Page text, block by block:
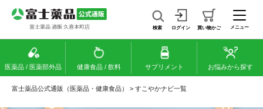
検索 ログイン 買い物かご メニュー
医薬品 / 医薬部外品 健康食品 / 飲料 サプリメント お悩みから探す
富士薬品公式通販（医薬品・健康食品） > すこやかナビ一覧